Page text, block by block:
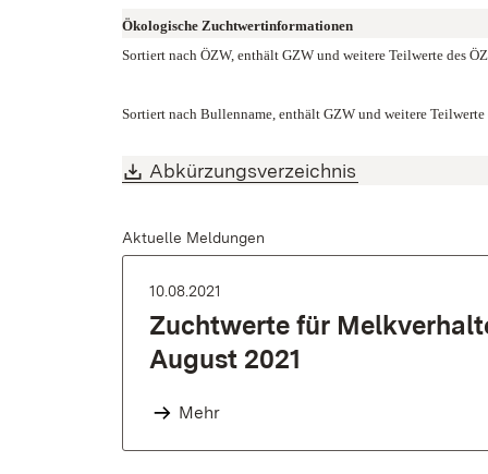
Ökologische Zuchtwertinformationen
Sortiert nach ÖZW, enthält GZW und weitere Teilwerte des
Sortiert nach Bullenname, enthält GZW und weitere Teilwerte
Download:
Abkürzungsverzeichnis
Aktuelle Meldungen
10.08.2021
Zuchtwerte für
August 2021
Mehr